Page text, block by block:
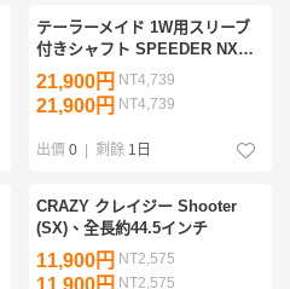
テーラーメイド 1W用スリーブ
付きシャフト SPEEDER NX
GOLD 60 (S)
21,900円 NT4,739
21,900円 NT4,739
出價 0 | 剩餘 1日
CRAZY クレイジー Shooter
(SX)、全長約44.5インチ
11,900円 NT2,575
11,900円 NT2,575